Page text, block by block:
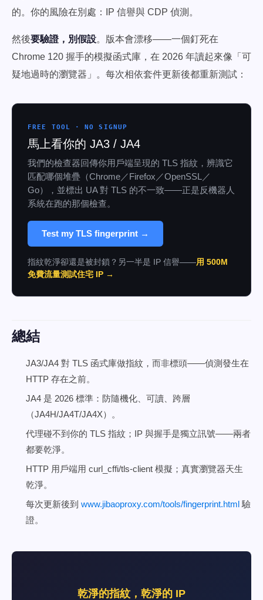
的。你的風險在別處：IP 信譽與 CDP 偵測。
然後要驗證，別假設。版本會漂移——一個釘死在
Chrome 120 握手的模擬函式庫，在 2026 年讀起來像「可
疑地過時的瀏覽器」。每次相依套件更新後都重新測試：
FREE TOOL · NO SIGNUP
馬上看你的 JA3 / JA4
我們的檢查器回傳你用戶端呈現的 TLS 指紋，辨識它
匹配哪個堆疊（Chrome／Firefox／OpenSSL／
Go），並標出 UA 對 TLS 的不一致——正是反機器人
系統在跑的那個檢查。
Test my TLS fingerprint →
指紋乾淨卻還是被封鎖？另一半是 IP 信譽——用 500M
免費流量測試住宅 IP →
總結
JA3/JA4 對 TLS 函式庫做指紋，而非標頭——偵測發生在
HTTP 存在之前。
JA4 是 2026 標準：防隨機化、可讀、跨層
（JA4H/JA4T/JA4X）。
代理碰不到你的 TLS 指紋；IP 與握手是獨立訊號——兩者
都要乾淨。
HTTP 用戶端用 curl_cffi/tls-client 模擬；真實瀏覽器天生
乾淨。
每次更新後到 www.jibaoproxy.com/tools/fingerprint.html 驗
證。
乾淨的指紋，乾淨的 IP